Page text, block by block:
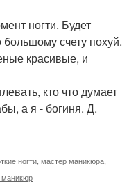
ногти. Будет
счету похуй.
красивые, и
кто что думает
а я - богиня. Д.
ногти мастер маникюра